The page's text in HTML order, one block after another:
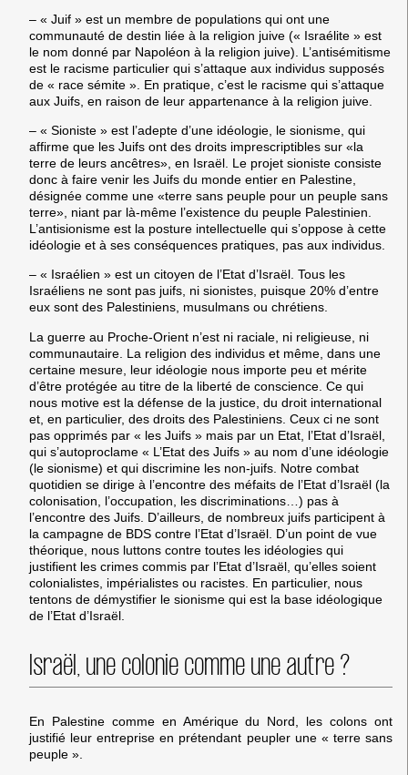
– « Juif » est un membre de populations qui ont une
communauté de destin liée à la religion juive (« Israélite » est
le nom donné par Napoléon à la religion juive). L’antisémitisme
est le racisme particulier qui s’attaque aux individus supposés
de « race sémite ». En pratique, c’est le racisme qui s’attaque
aux Juifs, en raison de leur appartenance à la religion juive.
– « Sioniste » est l’adepte d’une idéologie, le sionisme, qui
affirme que les Juifs ont des droits imprescriptibles sur «la
terre de leurs ancêtres», en Israël. Le projet sioniste consiste
donc à faire venir les Juifs du monde entier en Palestine,
désignée comme une «terre sans peuple pour un peuple sans
terre», niant par là-même l’existence du peuple Palestinien.
L’antisionisme est la posture intellectuelle qui s’oppose à cette
idéologie et à ses conséquences pratiques, pas aux individus.
– « Israélien » est un citoyen de l’Etat d’Israël. Tous les
Israéliens ne sont pas juifs, ni sionistes, puisque 20% d’entre
eux sont des Palestiniens, musulmans ou chrétiens.
La guerre au Proche-Orient n’est ni raciale, ni religieuse, ni
communautaire. La religion des individus et même, dans une
certaine mesure, leur idéologie nous importe peu et mérite
d’être protégée au titre de la liberté de conscience. Ce qui
nous motive est la défense de la justice, du droit international
et, en particulier, des droits des Palestiniens. Ceux ci ne sont
pas opprimés par « les Juifs » mais par un Etat, l’Etat d’Israël,
qui s’autoproclame « L’Etat des Juifs » au nom d’une idéologie
(le sionisme) et qui discrimine les non-juifs. Notre combat
quotidien se dirige à l’encontre des méfaits de l’Etat d’Israël (la
colonisation, l’occupation, les discriminations…) pas à
l’encontre des Juifs. D’ailleurs, de nombreux juifs participent à
la campagne de BDS contre l’Etat d’Israël. D’un point de vue
théorique, nous luttons contre toutes les idéologies qui
justifient les crimes commis par l’Etat d’Israël, qu’elles soient
colonialistes, impérialistes ou racistes. En particulier, nous
tentons de démystifier le sionisme qui est la base idéologique
de l’Etat d’Israël.
Israël, une colonie comme une autre ?
En Palestine comme en Amérique du Nord, les colons ont
justifié leur entreprise en prétendant peupler une « terre sans
peuple ».